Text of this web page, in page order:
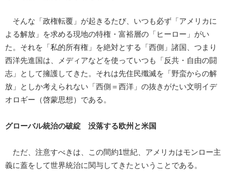
そんな「政権転覆」が起きるたび、いつも必ず「アメリカに
よる解放」を求める現地の特権・富裕層の「ヒーロー」がい
た。それを「私的所有権」を絶対とする「西側」諸国、つまり
西洋先進国は、メディアなどを使っていつも「反共・自由の闘
志」として擁護してきた。それは先住民殲滅を「野蛮からの解
放」としか考えられない「西側＝西洋」の抜きがたい文明イデ
オロギー（啓蒙思想）である。
グローバル統治の破綻 没落する欧州と米国
ただ、注意すべきは、この間約1世紀、アメリカはモンロー主
義に蓋をして世界統治に関与してきたということである。